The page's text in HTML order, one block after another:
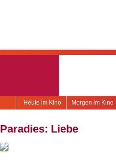
Morgen im Kino
Heute im Kino
Paradies: Liebe